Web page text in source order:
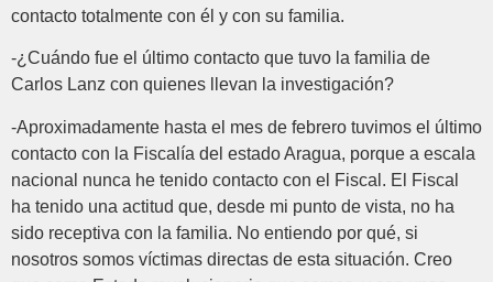
contacto totalmente con él y con su familia.
-¿Cuándo fue el último contacto que tuvo la familia de
Carlos Lanz con quienes llevan la investigación?
-Aproximadamente hasta el mes de febrero tuvimos el último
contacto con la Fiscalía del estado Aragua, porque a escala
nacional nunca he tenido contacto con el Fiscal. El Fiscal
ha tenido una actitud que, desde mi punto de vista, no ha
sido receptiva con la familia. No entiendo por qué, si
nosotros somos víctimas directas de esta situación. Creo